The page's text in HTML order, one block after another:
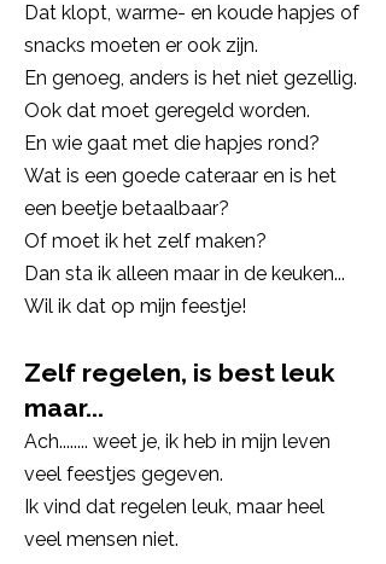
Dat klopt, warme- en koude hapjes of
snacks moeten er ook zijn.
En genoeg, anders is het niet gezellig.
Ook dat moet geregeld worden.
En wie gaat met die hapjes rond?
Wat is een goede cateraar en is het
een beetje betaalbaar?
Of moet ik het zelf maken?
Dan sta ik alleen maar in de keuken...
Wil ik dat op mijn feestje!
Zelf regelen, is best leuk
maar...
Ach........ weet je, ik heb in mijn leven
veel feestjes gegeven.
Ik vind dat regelen leuk, maar heel
veel mensen niet.